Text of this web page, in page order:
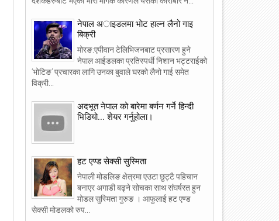
नेपाल अाइडलमा भाेट हाल्न लैनो गाइ
बिक्री
मोरङ:एपीवान टेलिभिजनबाट प्रसारण हुने
नेपाल आईडलका प्रतिस्पर्धी निशान भट्टराईको
‘भोटिङ’ प्रचारका लागि उनका बुवाले घरको लैनो गाई समेत
विक्री...
अदभूत नेपाल को बारेमा बर्णन गर्ने हिन्दी
भिडियो... शेयर गर्नुहोला।
हट एण्ड सेक्सी सुस्मिता
नेपाली मोडलिङ क्षेत्रमा एउटा छुट्टै पहिचान
बनाएर अगाडी बढ्ने सोचका साथ संघर्षरत हुन
मोडल सुस्मिता गुरुङ । आफुलाई हट एण्ड
सेक्सी मोडलको रुप...